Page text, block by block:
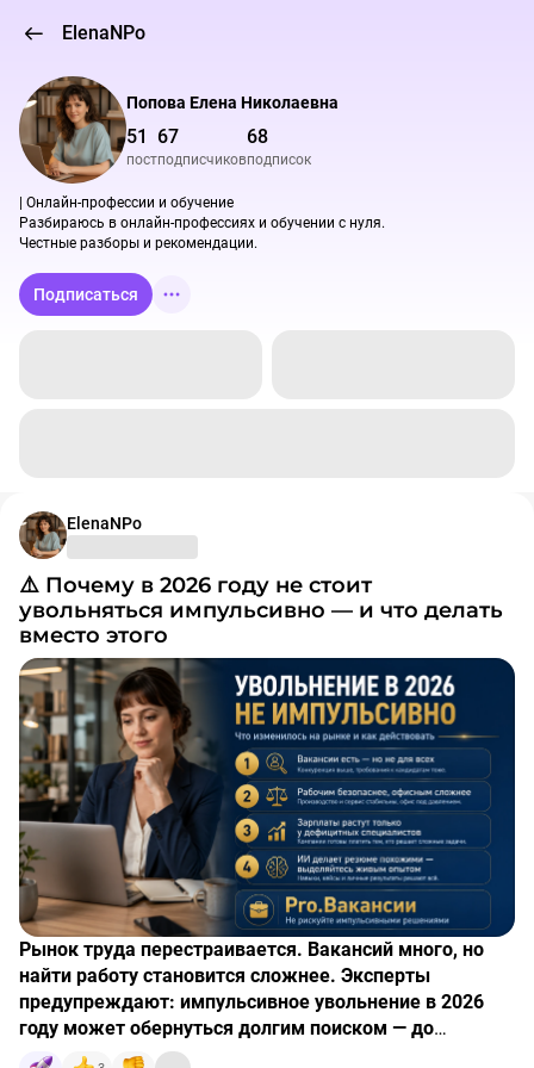
ElenaNPo
Попова Елена Николаевна
51
пост
67
подписчиков
68
подписок
| Онлайн-профессии и обучение
Разбираюсь в онлайн-профессиях и обучении с нуля.
Честные разборы и рекомендации.
Подписаться
ElenaNPo
⚠️ Почему в 2026 году не стоит
увольняться импульсивно — и что делать
вместо этого
Рынок труда перестраивается. Вакансий много, но
найти работу становится сложнее. Эксперты
предупреждают: импульсивное увольнение в 2026
году может обернуться долгим поиском — до
полугода.